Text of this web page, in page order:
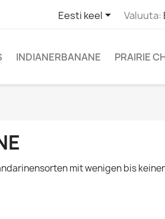
Eesti keel Valuuta:
INDIANERBANANE PRAIRIE
mit wenigen bis